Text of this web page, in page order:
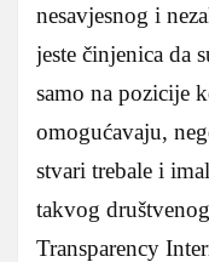
nesavjesnog i
jeste činjenica da
samo na pozicije
omogućavaju,
stvari trebale i
takvog
Transparency